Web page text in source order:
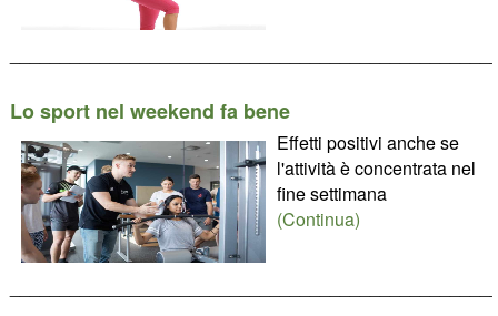
Lo sport nel weekend fa bene
Effetti positivi anche se
l'attività è concentrata nel
fine settimana
(Continua)